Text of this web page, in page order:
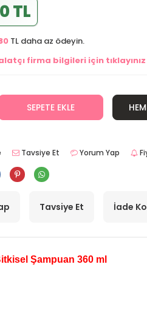
TL
TL daha az ödeyin.
firma bilgileri için tıklayınız
SEPETE EKLE
Tavsiye Et Yorum Yap
Tavsiye Et İade
Şampuan 360 ml